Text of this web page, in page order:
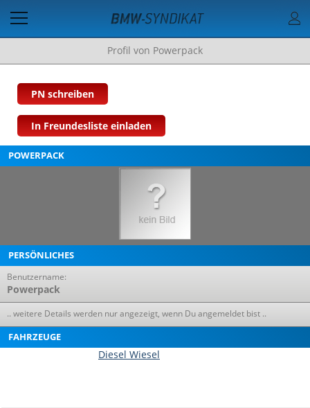
Profil von Powerpack
PN schreiben
In Freundesliste einladen
POWERPACK
PERSÖNLICHES
Benutzername:
Powerpack
.. weitere Details werden nur angezeigt, wenn Du angemeldet bist ..
FAHRZEUGE
Diesel Wiesel